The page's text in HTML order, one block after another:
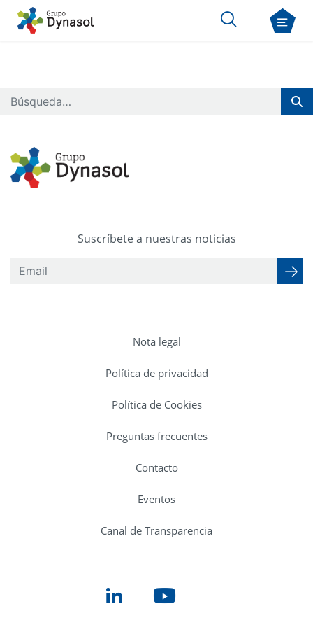
Suscríbete a nuestras noticias
Nota legal
Política de privacidad
Política de Cookies
Preguntas frecuentes
Contacto
Eventos
Canal de Transparencia